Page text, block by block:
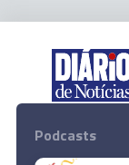
Podcasts